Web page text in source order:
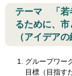
テーマ 「若
るために、
（アイデア
グループワー
目標（目指す